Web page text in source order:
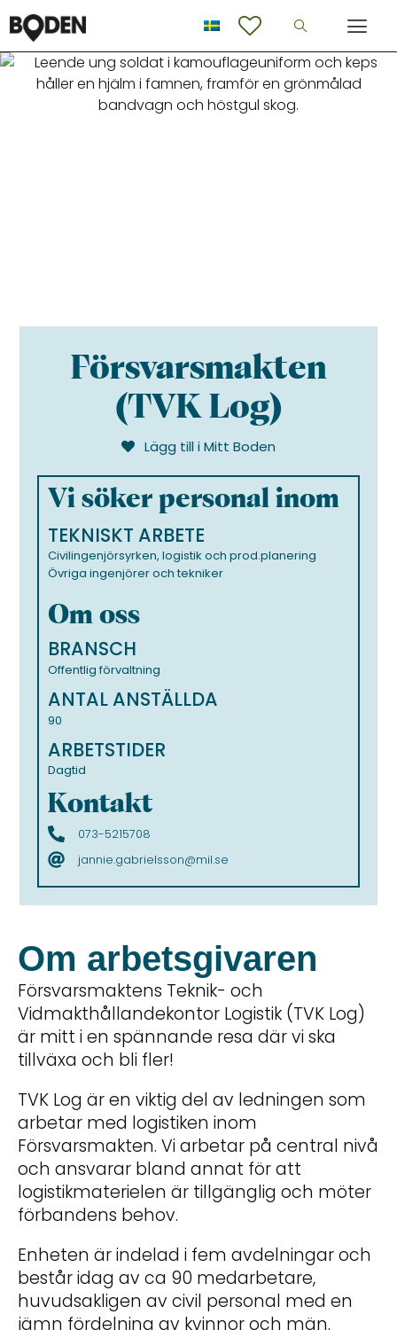
Försvarsmakten
(TVK Log)
Lägg till i Mitt Boden
Vi söker personal inom
TEKNISKT ARBETE
Civilingenjörsyrken, logistik och prod.planering
Övriga ingenjörer och tekniker
Om oss
BRANSCH
Offentlig förvaltning
ANTAL ANSTÄLLDA
90
ARBETSTIDER
Dagtid
Kontakt
073-5215708
jannie.gabrielsson@mil.se
Om arbetsgivaren
Försvarsmaktens Teknik- och
Vidmakthållandekontor Logistik (TVK Log)
är mitt i en spännande resa där vi ska
tillväxa och bli fler!
TVK Log är en viktig del av ledningen som
arbetar med logistiken inom
Försvarsmakten. Vi arbetar på central nivå
och ansvarar bland annat för att
logistikmaterielen är tillgänglig och möter
förbandens behov.
Enheten är indelad i fem avdelningar och
består idag av ca 90 medarbetare,
huvudsakligen av civil personal med en
jämn fördelning av kvinnor och män.